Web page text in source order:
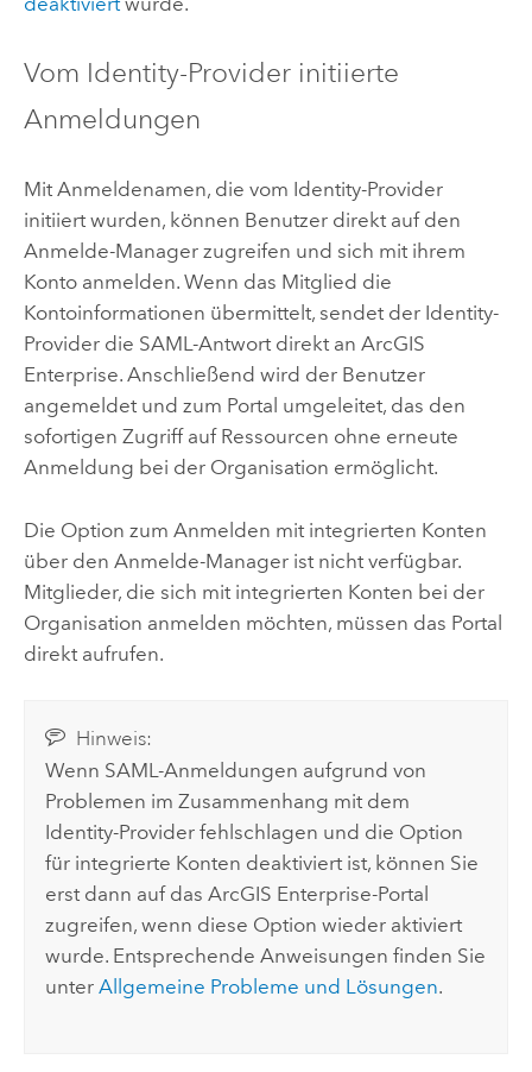
Vom Identity-Provider initiierte
Anmeldungen
Mit Anmeldenamen, die vom Identity-Provider
initiiert wurden, können Benutzer direkt auf den
Anmelde-Manager zugreifen und sich mit ihrem
Konto anmelden. Wenn das Mitglied die
Kontoinformationen übermittelt, sendet der Identity-
Provider die SAML-Antwort direkt an ArcGIS
Enterprise. Anschließend wird der Benutzer
angemeldet und zum Portal umgeleitet, das den
sofortigen Zugriff auf Ressourcen ohne erneute
Anmeldung bei der Organisation ermöglicht.
Die Option zum Anmelden mit integrierten Konten
über den Anmelde-Manager ist nicht verfügbar.
Mitglieder, die sich mit integrierten Konten bei der
Organisation anmelden möchten, müssen das Portal
direkt aufrufen.
Hinweis:
Wenn SAML-Anmeldungen aufgrund von
Problemen im Zusammenhang mit dem
Identity-Provider fehlschlagen und die Option
für integrierte Konten deaktiviert ist, können Sie
erst dann auf dasArcGIS Enterprise-Portal
zugreifen, wenn diese Option wieder aktiviert
wurde. Entsprechende Anweisungen finden Sie
unterAllgemeine Probleme und Lösungen.